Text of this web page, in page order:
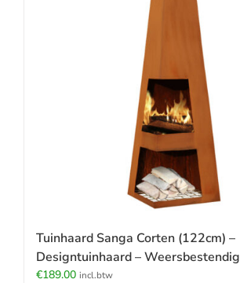
Tuinhaard Sanga Corten (122cm) –
Designtuinhaard – Weersbestendig
€189.00 incl.btw